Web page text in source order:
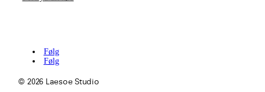
Følg
Følg
© 2026 Laesoe Studio